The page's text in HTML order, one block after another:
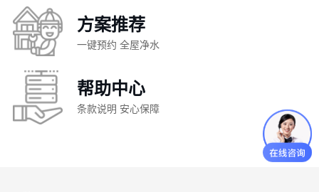
方案推荐
一键预约 全屋净水
帮助中心
条款说明 安心保障